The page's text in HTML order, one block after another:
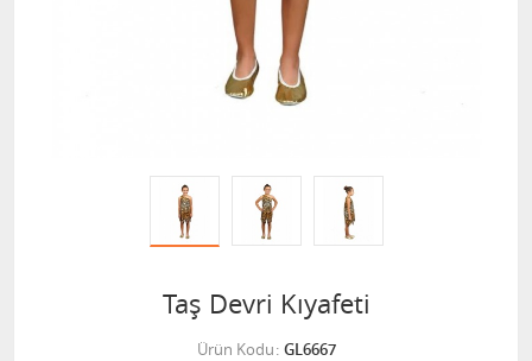
Taş Devri Kıyafeti
Ürün Kodu GL6667